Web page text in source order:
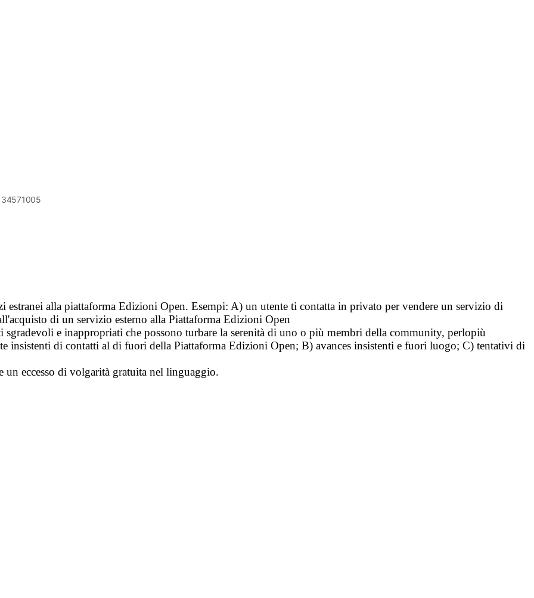
alla piattaforma Edizioni Open. Esempi: A) un utente ti contatta in privato per vendere un servizio di
di un servizio esterno alla Piattaforma Edizioni Open
sgradevoli e inappropriati che possono turbare la serenità di uno o più membri della community, perlopiù
insistenti di contatti al di fuori della Piattaforma Edizioni Open; B) avances insistenti e fuori luogo; C) tentativi di
un eccesso di volgarità gratuita nel linguaggio.